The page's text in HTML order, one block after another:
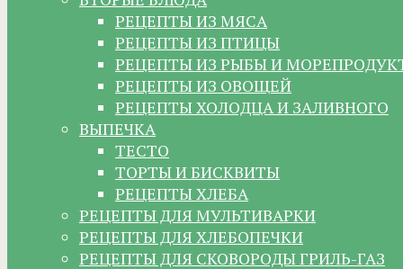
РЕЦЕПТЫ ИЗ МЯСА
РЕЦЕПТЫ ИЗ ПТИЦЫ
РЕЦЕПТЫ ИЗ РЫБЫ И
РЕЦЕПТЫ ИЗ ОВОЩЕЙ
РЕЦЕПТЫ ХОЛОДЦА И ЗАЛИВНОГО
ВЫПЕЧКА
ТЕСТО
ТОРТЫ И БИСКВИТЫ
РЕЦЕПТЫ ХЛЕБА
РЕЦЕПТЫ ДЛЯ МУЛЬТИВАРКИ
РЕЦЕПТЫ ДЛЯ ХЛЕБОПЕЧКИ
РЕЦЕПТЫ ДЛЯ СКОВОРОДЫ ГРИЛЬ-ГАЗ